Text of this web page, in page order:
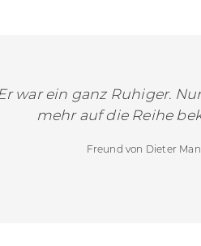
war ein ganz Ruhiger.
mehr auf die Reihe
Freund von Dieter